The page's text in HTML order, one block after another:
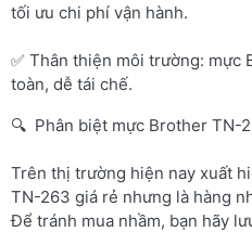
tối ưu chi phí vận hành.
✅ Thân thiện môi trường: mực
toàn, dễ tái chế.
🔍 Phân biệt mực Brother TN-
Trên thị trường hiện nay xuất
TN-263 giá rẻ nhưng là hàng
Để tránh mua nhầm, bạn hãy